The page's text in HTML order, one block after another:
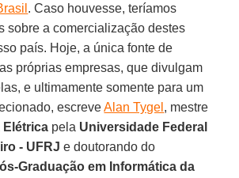
. Caso houvesse, teríamos
sobre a comercialização destes
país. Hoje, a única fonte de
próprias empresas, que divulgam
e ultimamente somente para um
escreveAlan Tygel , mestre
Elétrica pela Universidade Federal
- UFRJ e doutorando do
Graduação em Informática da